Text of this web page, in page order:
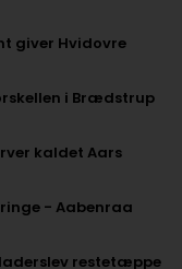
giver Hvidovre
i Brædstrup
kaldet Aars
- Aabenraa
restetæppe